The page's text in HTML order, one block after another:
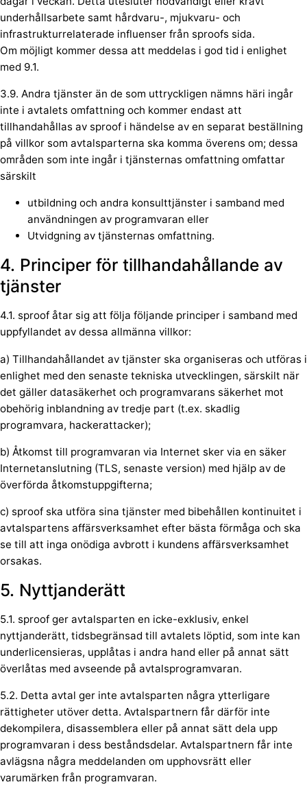
underhållsarbete samt hårdvaru-, mjukvaru- och
infrastrukturrelaterade influenser från sproofs sida.
Om möjligt kommer dessa att meddelas i god tid i enlighet
med 9.1.
3.9. Andra tjänster än de som uttryckligen nämns häri ingår
inte i avtalets omfattning och kommer endast att
tillhandahållas av sproof i händelse av en separat beställning
på villkor som avtalsparterna ska komma överens om; dessa
områden som inte ingår i tjänsternas omfattning omfattar
särskilt
utbildning och andra konsulttjänster i samband med
användningen av programvaran eller
Utvidgning av tjänsternas omfattning.
4. Principer för tillhandahållande av
tjänster
4.1. sproof åtar sig att följa följande principer i samband med
uppfyllandet av dessa allmänna villkor:
a) Tillhandahållandet av tjänster ska organiseras och utföras i
enlighet med den senaste tekniska utvecklingen, särskilt när
det gäller datasäkerhet och programvarans säkerhet mot
obehörig inblandning av tredje part (t.ex. skadlig
programvara, hackerattacker);
b) Åtkomst till programvaran via Internet sker via en säker
Internetanslutning (TLS, senaste version) med hjälp av de
överförda åtkomstuppgifterna;
c) sproof ska utföra sina tjänster med bibehållen kontinuitet i
avtalspartens affärsverksamhet efter bästa förmåga och ska
se till att inga onödiga avbrott i kundens affärsverksamhet
orsakas.
5. Nyttjanderätt
5.1. sproof ger avtalsparten en icke-exklusiv, enkel
nyttjanderätt, tidsbegränsad till avtalets löptid, som inte kan
underlicensieras, upplåtas i andra hand eller på annat sätt
överlåtas med avseende på avtalsprogramvaran.
5.2. Detta avtal ger inte avtalsparten några ytterligare
rättigheter utöver detta. Avtalspartnern får därför inte
dekompilera, disassemblera eller på annat sätt dela upp
programvaran i dess beståndsdelar. Avtalspartnern får inte
avlägsna några meddelanden om upphovsrätt eller
varumärken från programvaran.